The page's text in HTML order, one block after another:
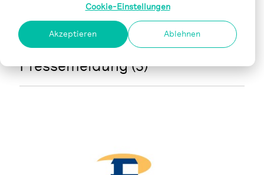
Cookie-Einstellungen
Akzeptieren Ablehnen
Pressemeldung (3)